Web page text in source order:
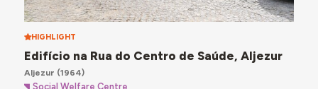
HIGHLIGHT
Edifício na Rua do Centro de Saúde, Aljezur
Aljezur (1964)
Social Welfare Centre